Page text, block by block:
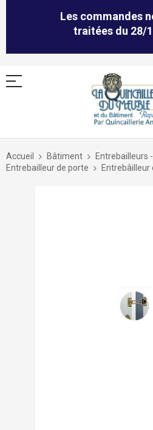
Les commandes
traitées du 28/
Allez
contenu
Accueil Bâtiment
Entrebailleurs
Entrebailleur de porte
Entrebâilleur